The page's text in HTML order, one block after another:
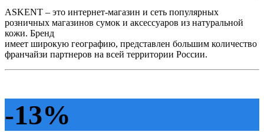
ASKENT – это интернет-магазин и сеть популярных
розничных магазинов сумок и аксессуаров из натуральной
кожи. Бренд
имеет широкую географию, представлен большим количество
франчайзи партнеров на всей территории России.
-13%